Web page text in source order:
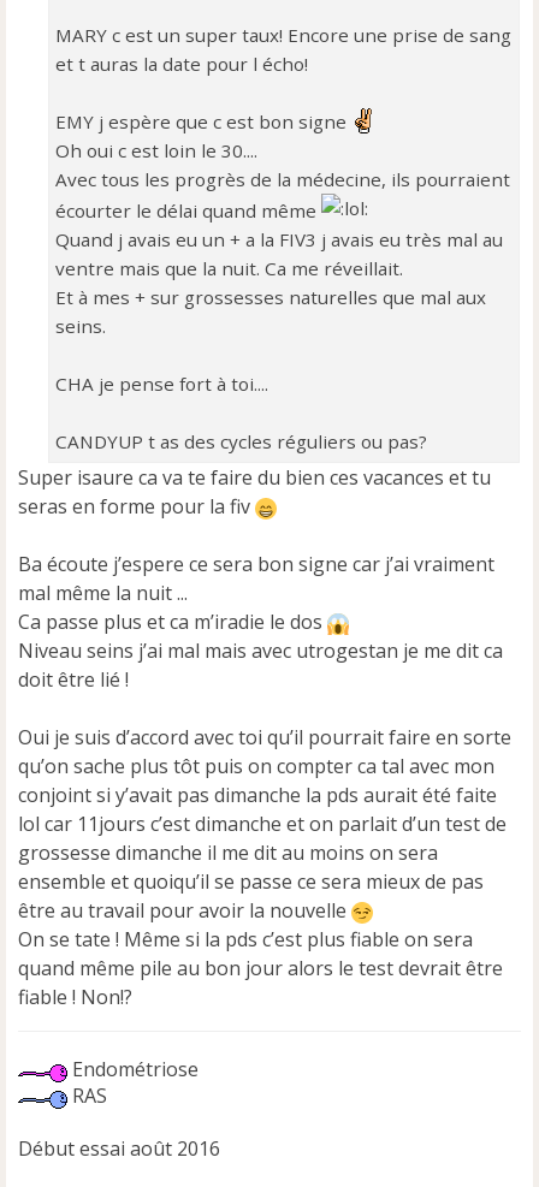
MARY c est un super taux! Encore une prise de sang
et t auras la date pour l écho!
EMY j espère que c est bon signe
Oh oui c est loin le 30....
Avec tous les progrès de la médecine, ils pourraient
écourter le délai quand même
Quand j avais eu un + a la FIV3 j avais eu très mal au
ventre mais que la nuit. Ca me réveillait.
Et à mes + sur grossesses naturelles que mal aux
seins.
CHA je pense fort à toi....
CANDYUP t as des cycles réguliers ou pas?
Super isaure ca va te faire du bien ces vacances et tu
seras en forme pour la fiv
Ba écoute j’espere ce sera bon signe car j’ai vraiment
mal même la nuit ...
Ca passe plus et ca m’iradie le dos
Niveau seins j’ai mal mais avec utrogestan je me dit ca
doit être lié !
Oui je suis d’accord avec toi qu’il pourrait faire en sorte
qu’on sache plus tôt puis on compter ca tal avec mon
conjoint si y’avait pas dimanche la pds aurait été faite
lol car 11jours c’est dimanche et on parlait d’un test de
grossesse dimanche il me dit au moins on sera
ensemble et quoiqu’il se passe ce sera mieux de pas
être au travail pour avoir la nouvelle
On se tate ! Même si la pds c’est plus fiable on sera
quand même pile au bon jour alors le test devrait être
fiable ! Non!?
Endométriose
RAS
Début essai août 2016